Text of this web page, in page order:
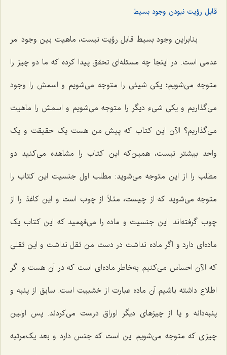
قابل رؤیت نبودن وجود بسیط
بنابراین وجود بسیط قابل رؤیت نیست، ماهیت بین وجود امر
عدمی است. در اینجا چه مسئله‌ای تحقق پیدا کرده که ما دو چیز را
متوجه می‌شویم؛ یکی شیئی را متوجه می‌شویم و اسمش را وجود
می‌گذاریم و یکی شیء دیگر را متوجه می‌شویم و اسمش را ماهیت
می‌گذاریم؟ الآن این کتاب که پیش من هست یک حقیقت و یک
واحد بیشتر نیست، همین‌که این کتاب را مشاهده می‌کنید دو
مطلب را از این متوجه می‌شوید: مطلب اول جنسیت این کتاب را
متوجه می‌شوید که از چیست، مثلاً از چوب است و این کاغذ را از
چوب گرفته‌اند. این جنسیت و ماده را می‌فهمید که این کتاب یک
ماده‌ای دارد و اگر ماده نداشت در دست من ثقل نداشت و این ثقلی
که الآن احساس می‌کنیم به‌خاطر ماده‌ای است که در آن هست و اگر
اطلاع داشته باشیم آن ماده عبارت از خشبیت است. سابق از پنبه و
پنبه‌دانه و یا از چیزهای دیگر اوراق درست می‌کردند. پس اولین
چیزی که متوجه می‌شویم این است که جنس دارد و بعد یک‌مرتبه